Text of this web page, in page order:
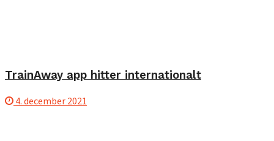
TrainAway app hitter internationalt
4. december 2021